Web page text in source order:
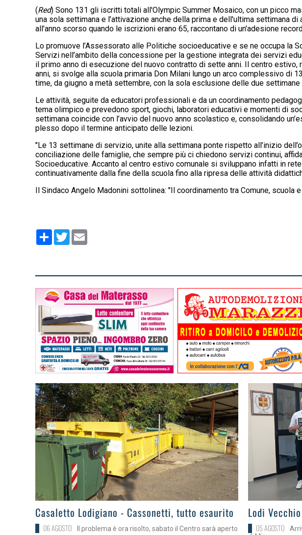
(Red) Sono 131 gli iscritti totali all'Olympic Summer Mosaico, con un picco
una sola settimana e l’attivazione anche della prima e dell'ultima settimana
all'anno scorso quando le iscrizioni erano 65, raccontano di un'adesione
Lo promuove l’Assessorato alle Politiche socioeducative e se ne occupa la
Servizi nell’ambito della concessione per la gestione integrata dei servizi
il primo anno di esecuzione del nuovo contratto di sette anni. Il centro estivo,
anni, si svolge alla scuola primaria Don Milani lungo un arco complessivo di
time, da giugno a metà settembre, con la sola esclusione delle due
Le attività, seguite da educatori professionali e da un coordinamento
tema olimpico e prevedono sport, giochi, laboratori educativi e momenti di
settimana coincide con l’avvio del nuovo anno scolastico e, consolidando
plesso dopo il termine anticipato delle lezioni.
"Le 13 settimane di servizio, unite alla settimana ponte rispetto all’inizio
conciliazione delle famiglie, che sempre più ci chiedono servizi continui,
Socioeducative. Accanto al centro estivo comunale si sviluppano infatti in
continuativamente dalla fine della scuola fino alla ripresa delle attività
Il Sindaco Angelo Madonini sottolinea: "Il coordinamento tra Comune,
Condividi
Twitter
>
Casaletto Lodigiano - Cassonetti, tutto esaurito
06 AGOSTO Il problema è ora risolto, sabato il Centro sarà aperto
>Lodi
05 AGOSTO